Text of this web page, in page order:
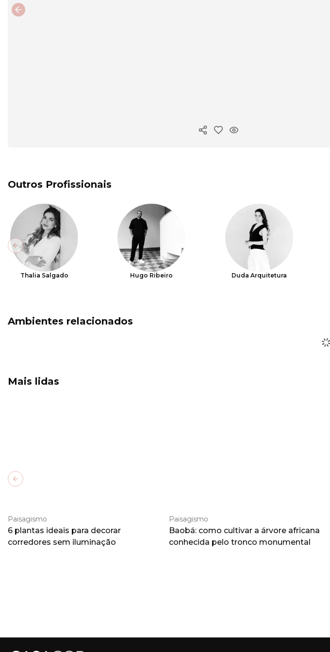
Copiar link
Previous slide
Outros Profissionais
Thalia Salgado Hugo Ribeiro Duda Arquitetura
Previous slide
Ambientes relacionados
Mais lidas
Paisagismo
6 plantas ideais para decorar
corredores sem iluminação
Paisagismo
Baobá: como cultivar a árvore africana
conhecida pelo tronco monumental
Previous slide